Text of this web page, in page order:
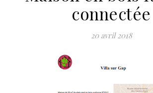
connectée
20 avril 2018